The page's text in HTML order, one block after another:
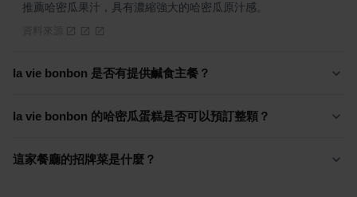
推薦哈密瓜果汁，具有濃縮強大的哈密瓜原汁感。
la vie bonbon 是否有提供鹹食主餐？
la vie bonbon 的哈密瓜蛋糕是否可以預訂整顆？
這家餐廳的招牌菜是什麼？